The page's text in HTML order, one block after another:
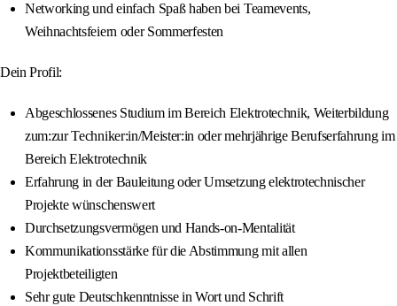
Networking und einfach Spaß haben bei Teamevents,
Weihnachtsfeiern oder Sommerfesten
Dein Profil:
Abgeschlossenes Studium im Bereich Elektrotechnik, Weiterbildung
zum:zur Techniker:in/Meister:in oder mehrjährige Berufserfahrung im
Bereich Elektrotechnik
Erfahrung in der Bauleitung oder Umsetzung elektrotechnischer
Projekte wünschenswert
Durchsetzungsvermögen und Hands-on-Mentalität
Kommunikationsstärke für die Abstimmung mit allen
Projektbeteiligten
Sehr gute Deutschkenntnisse in Wort und Schrift